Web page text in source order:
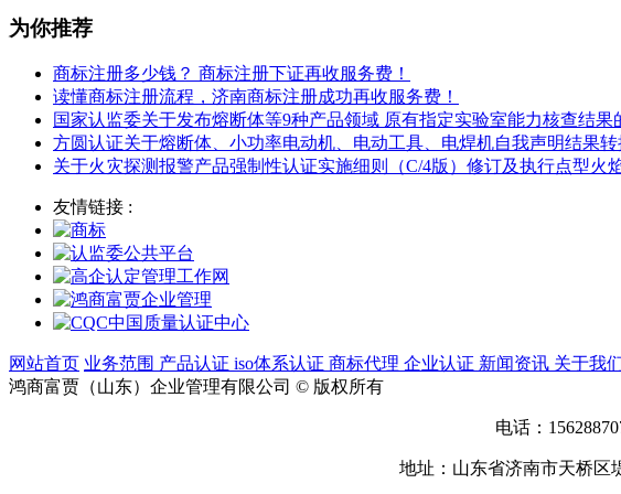
为你推荐
商标注册多少钱？ 商标注册下证再收服务费！
读懂商标注册流程，济南商标注册成功再收服务费！
国家认监委关于发布熔断体等9种产品领域 原有指定实验室能力核查结果
方圆认证关于熔断体、小功率电动机、电动工具、电焊机自我声明结果
关于火灾探测报警产品强制性认证实施细则（C/4版）修订及执行点型火
友情链接 :
网站首页 业务范围 产品认证 iso体系认证 商标代理 企业认证 新闻资讯 关于我
鸿商富贾（山东）企业管理有限公司 © 版权所有
电话：
地址：山东省济南市天桥区